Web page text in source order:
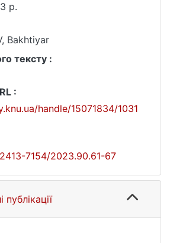
р.
Bakhtiyar
тексту :
:
handle/15071834/1031
2413-7154/2023.90.61-67